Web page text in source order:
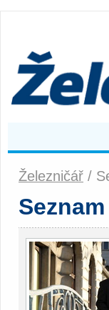
Železničář /